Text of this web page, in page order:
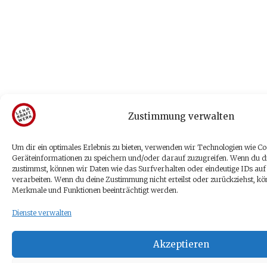
Zustimmung verwalten
Um dir ein optimales Erlebnis zu bieten, verwenden wir Technologien wie
Geräteinformationen zu speichern und/oder darauf zuzugreifen. Wenn du
zustimmst, können wir Daten wie das Surfverhalten oder eindeutige IDs auf
verarbeiten. Wenn du deine Zustimmung nicht erteilst oder zurückziehst,
Merkmale und Funktionen beeinträchtigt werden.
Dienste verwalten
Akzeptieren